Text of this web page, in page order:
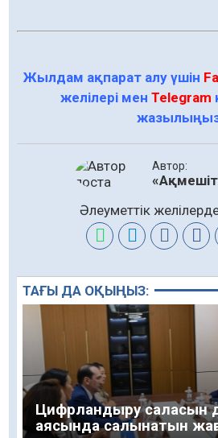
Жылдам ақпарат алу үшін
желілері мен Telegram
Автор:
Әлеуметтік желілерде
ТАҒЫ ДА ОҚЫҢЫЗ:
Цифрландыру саласын
аясында салынатын